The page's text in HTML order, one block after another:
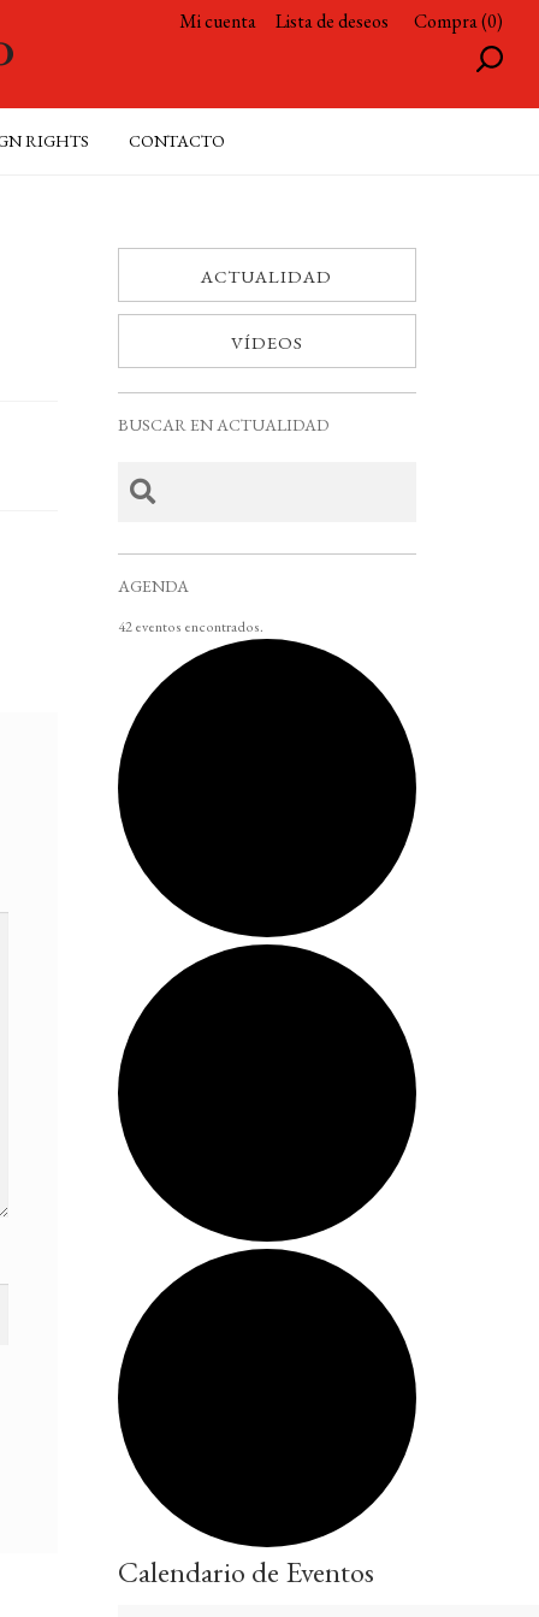
Mi cuenta Lista de deseos Compra (0)
RIGHTS CONTACTO
ACTUALIDAD
VÍDEOS
BUSCAR EN ACTUALIDAD
AGENDA
42 eventos encontrados.
Calendario de Eventos